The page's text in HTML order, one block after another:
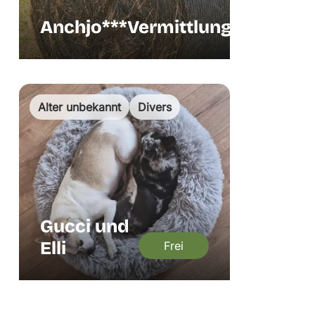
Anchjo***Vermittlungshilfe
Alter unbekannt Divers
Gucci und
Elli
Frei